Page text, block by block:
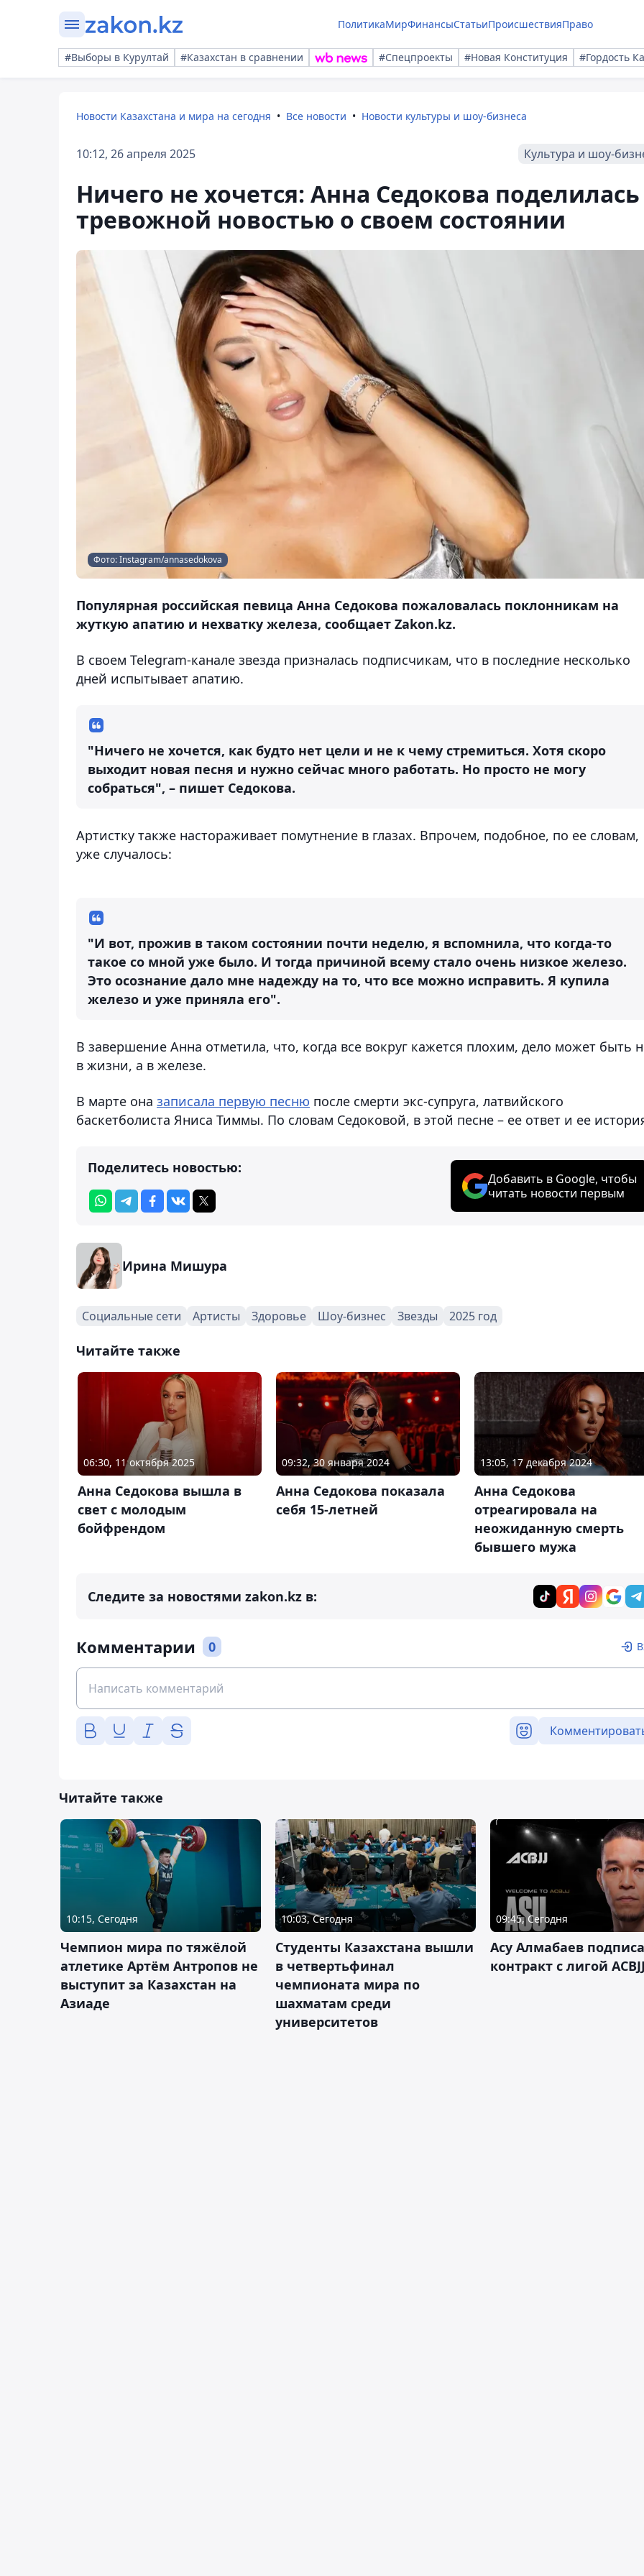
ПолитикаМирФинансыСтатьиПроисшествияПраво
#Выборы в Курултай #Казахстан в сравнении #Спецпроекты #Новая Конституция #Гордость
Новости Казахстана и мира на сегодня Все новости Новости культуры и шоу-бизнеса
10:12, 26 апреля 2025 Культура и шоу-
Ничего не хочется: Анна Седокова поделилась
тревожной новостью о своем состоянии
Фото: Instagram/annasedokova
Популярная российская певица Анна Седокова пожаловалась поклонникам на
жуткую апатию и нехватку железа, сообщает Zakon.kz.
В своем Telegram-канале звезда призналась подписчикам, что в последние несколько
дней испытывает апатию.
"Ничего не хочется, как будто нет цели и не к чему стремиться. Хотя скоро
выходит новая песня и нужно сейчас много работать. Но просто не могу
собраться", – пишет Седокова.
Артистку также настораживает помутнение в глазах. Впрочем, подобное, по ее словам,
уже случалось:
"И вот, прожив в таком состоянии почти неделю, я вспомнила, что когда-то
такое со мной уже было. И тогда причиной всему стало очень низкое железо.
Это осознание дало мне надежду на то, что все можно исправить. Я купила
железо и уже приняла его".
В завершение Анна отметила, что, когда все вокруг кажется плохим, дело может быть
в жизни, а в железе.
В марте она записала первую песню после смерти экс-супруга, латвийского
баскетболиста Яниса Тиммы. По словам Седоковой, в этой песне – ее ответ и ее
Поделитесь новостью:
Добавить в Google, чтобы
читать новости первым
Ирина Мишура
Социальные сети Артисты Здоровье Шоу-бизнес Звезды 2025 год
Читайте также
06:30, 11 октября 2025
Анна Седокова вышла в
свет с молодым
бойфрендом
09:32, 30 января 2024
Анна Седокова показала
себя 15-летней
13:05, 17 декабря 2024
Анна Седокова
отреагировала на
неожиданную смерть
бывшего мужа
Следите за новостями zakon.kz в:
Комментарии 0
Читайте также
10:15, Сегодня
Чемпион мира по тяжёлой
атлетике Артём Антропов не
выступит за Казахстан на
Азиаде
10:03, Сегодня
Студенты Казахстана вышли
в четвертьфинал
чемпионата мира по
шахматам среди
университетов
09:45, Сегодня
Асу Алмабаев
контракт с лигой